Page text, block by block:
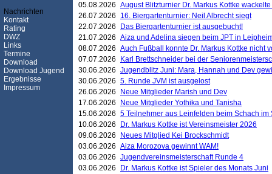
Nachrichten
Kontakt
Rating
DWZ
Links
Termine
Download
Download Jugend
Ergebnisse
Impressum
05.08.2026 August Blitzturnier Dr. Markus Kottke
26.07.2026
16. Biergartenturnier: Neil Albrecht siegt
22.07.2026
Das Biergartenturnier ist ausgebucht!
21.07.2026 Aiza und Adelina siegen beim JPT in
08.07.2026 Auch Fußball konnte Dr. Markus Kottke nicht
07.07.2026
Karl Brettschneider bei der
30.06.2026 Jugendblitz Juni: Mara, Hannah und Dev
30.06.2026 5. Runde JVM ist ausgelost
26.06.2026
Neue Mitglieder Marish und Dev
17.06.2026
Neue Mitglieder Yothika und Tanisha
15.06.2026 5 Teilnehmer aus Leinfelden beim Schach
10.06.2026
Dr. Markus Kottke ist Vereinsmeister 2026
09.06.2026
Neues Mitglied Kei Brockschmidt
03.06.2026 Aiza Morozova gewinnt WAM!
03.06.2026 Jugendvereinsmeisterschaft Runde 4
03.06.2026
Dr. Markus Kottke ist Spieler des Monats Juni